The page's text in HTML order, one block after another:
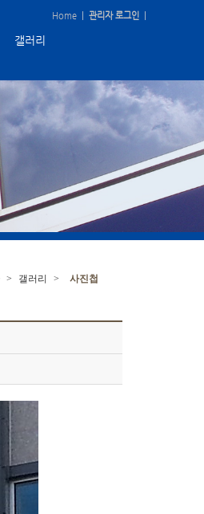
Home 관리자 로그인
갤러리
> 갤러리 >
사진첩